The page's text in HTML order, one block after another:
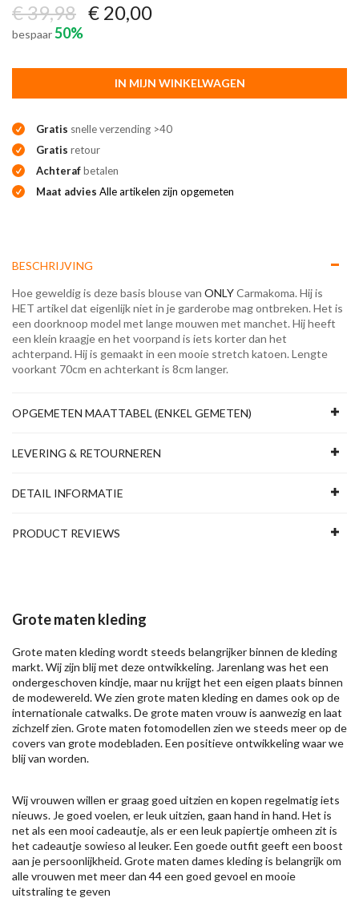
€ 39,98 € 20,00
bespaar50%
IN MIJN WINKELWAGEN
Gratis snelle verzending >40
Gratis retour
Achterafbetalen
Maat advies Alle artikelen zijn opgemeten
BESCHRIJVING
Hoe geweldig is deze basis blouse van ONLYCarmakoma. Hij is
HET artikel dat eigenlijk niet in je garderobe mag ontbreken. Het is
een doorknoop model met lange mouwen met manchet. Hij heeft
een klein kraagje en het voorpand is iets korter dan het
achterpand. Hij is gemaakt in een mooie stretch katoen. Lengte
voorkant 70cm en achterkant is 8cm langer.
OPGEMETEN MAATTABEL (ENKEL GEMETEN)
LEVERING & RETOURNEREN
DETAIL INFORMATIE
PRODUCT REVIEWS
Grote maten kleding
Grote maten kleding wordt steeds belangrijker binnen de kleding
markt. Wij zijn blij met deze ontwikkeling. Jarenlang was het een
ondergeschoven kindje, maar nu krijgt het een eigen plaats binnen
de modewereld. We zien grote maten kleding en dames ook op de
internationale catwalks. De grote maten vrouw is aanwezig en laat
zichzelf zien. Grote maten fotomodellen zien we steeds meer op de
covers van grote modebladen. Een positieve ontwikkeling waar we
blij van worden.
Wij vrouwen willen er graag goed uitzien en kopen regelmatig iets
nieuws. Je goed voelen, er leuk uitzien, gaan hand in hand. Het is
net als een mooi cadeautje, als er een leuk papiertje omheen zit is
het cadeautje sowieso al leuker. Een goede outfit geeft een boost
aan je persoonlijkheid. Grote maten dames kleding is belangrijk om
alle vrouwen met meer dan 44 een goed gevoel en mooie
uitstraling te geven